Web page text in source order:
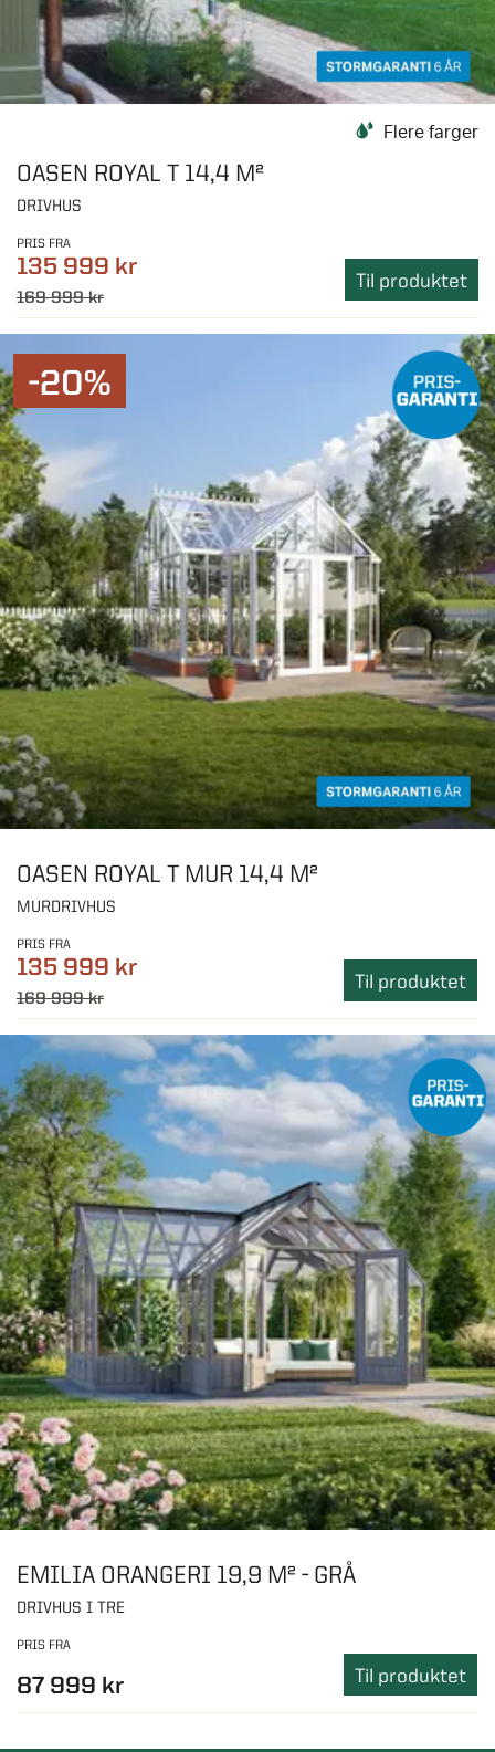
Flere farger
OASEN ROYAL T 14,4 M²
DRIVHUS
PRIS FRA
135 999 kr
169 999 kr
Til produktet
-20%
OASEN ROYAL T MUR 14,4 M²
MURDRIVHUS
PRIS FRA
135 999 kr
169 999 kr
Til produktet
EMILIA ORANGERI 19,9 M² - GRÅ
DRIVHUS I TRE
PRIS FRA
87 999 kr Til produktet